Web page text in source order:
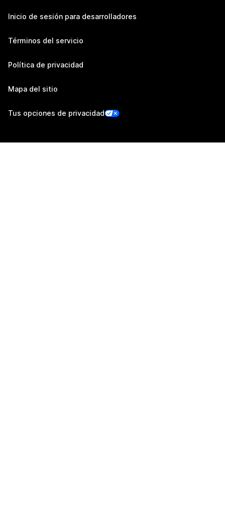
Inicio de sesión para desarrolladores
Términos del servicio
Política de privacidad
Mapa del sitio
Tus opciones de privacidad